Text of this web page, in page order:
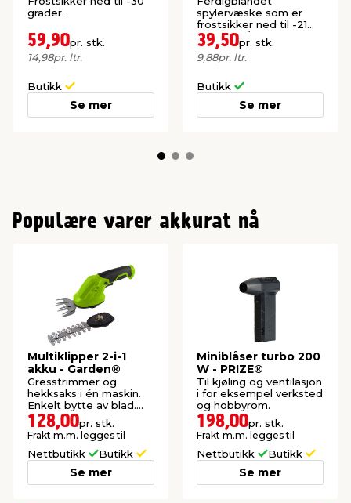
grader.
59,90pr. stk.
14,98pr. ltr.
Butikk
Se mer
spylervæske som er
frostsikker ned til -21
grader. M/duft av sitrus.
39,50pr. stk.
9,88pr. ltr.
Butikk
Se mer
Populære varer akkurat nå
Multiklipper 2-i-1
akku - Garden®
Gresstrimmer og
hekksaks i én maskin.
Enkelt bytte av blad.
Inkludert batteri og
lader.
128,00pr. stk.
Frakt m.m. legges til
Nettbutikk Butikk
Se mer
Miniblåser turbo 200
W - PRIZE®
Til kjøling og ventilasjon
i for eksempel verksted
og hobbyrom.
198,00pr. stk.
Frakt m.m. legges til
Nettbutikk Butikk
Se mer